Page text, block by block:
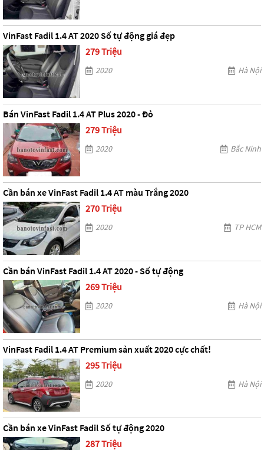
VinFast Fadil 1.4 AT 2020 Số tự động giá đẹp
279 Triệu
2020 Hà Nội
Bán VinFast Fadil 1.4 AT Plus 2020 - Đỏ
279 Triệu
2020 Bắc Ninh
Cần bán xe VinFast Fadil 1.4 AT màu Trắng 2020
270 Triệu
2020 TP HCM
Cần bán VinFast Fadil 1.4 AT 2020 - Số tự động
269 Triệu
2020 Hà Nội
VinFast Fadil 1.4 AT Premium sản xuất 2020 cực chất!
295 Triệu
2020 Hà Nội
Cần bán xe VinFast Fadil Số tự động 2020
287 Triệu